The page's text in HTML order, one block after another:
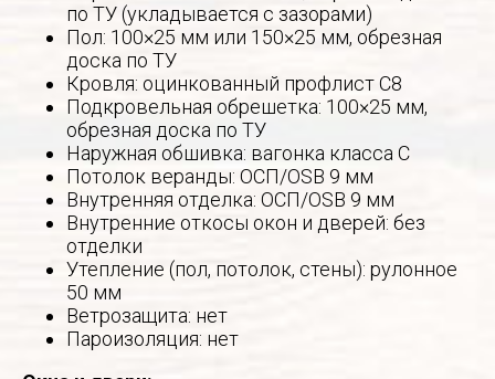
по ТУ (укладывается с зазорами)
Пол: 100×25 мм или 150×25 мм, обрезная
доска по ТУ
Кровля: оцинкованный профлист С8
Подкровельная обрешетка: 100×25 мм,
обрезная доска по ТУ
Наружная обшивка: вагонка класса С
Потолок веранды: ОСП/OSB 9 мм
Внутренняя отделка: ОСП/OSB 9 мм
Внутренние откосы окон и дверей: без
отделки
Утепление (пол, потолок, стены): рулонное
50 мм
Ветрозащита: нет
Пароизоляция: нет